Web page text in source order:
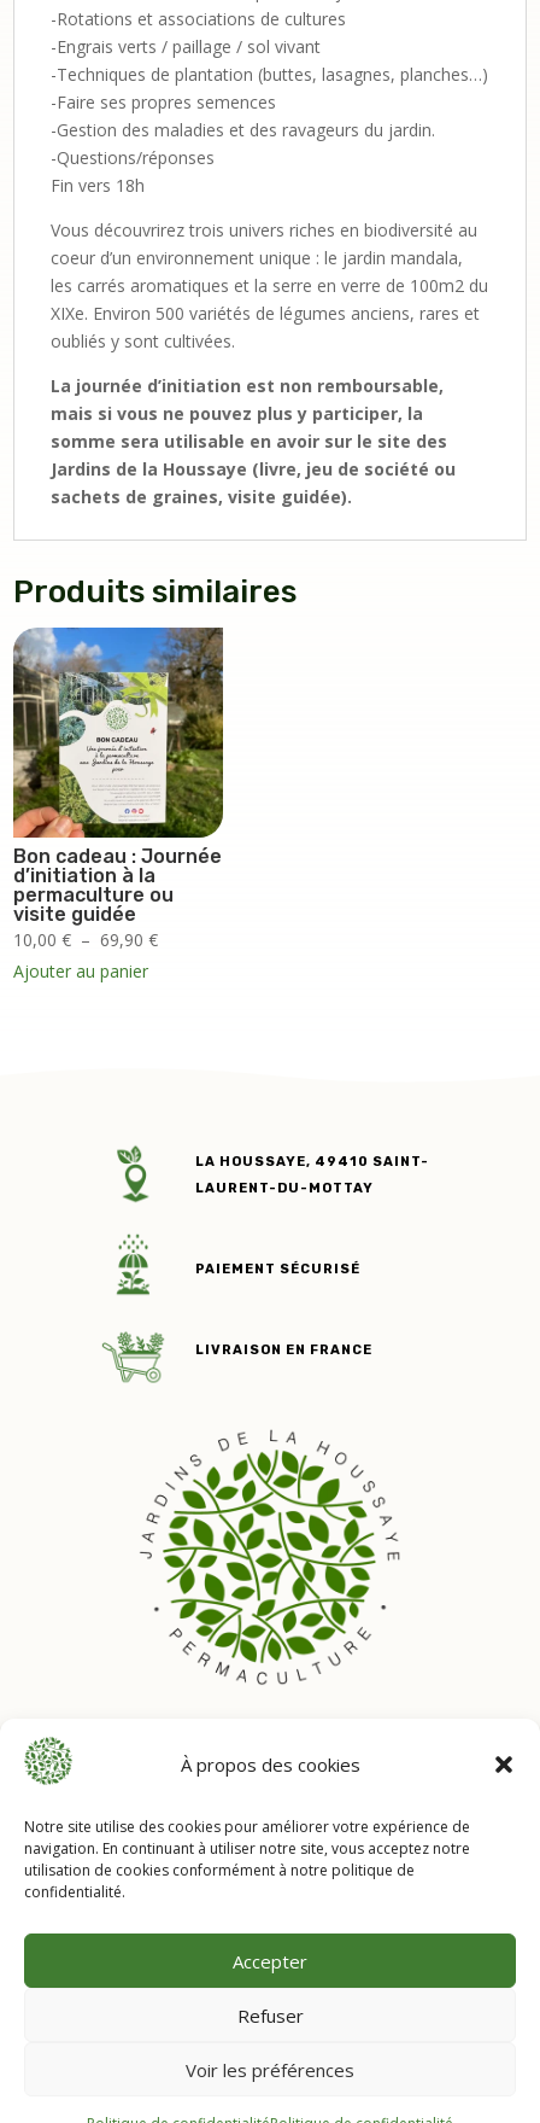
À propos des cookies
Notre site utilise des cookies pour améliorer votre expérience de
navigation. En continuant à utiliser notre site, vous acceptez notre
utilisation de cookies conformément à notre politique de
confidentialité.
Accepter
Refuser
Voir les préférences
-Rotations et associations de cultures
-Engrais verts / paillage / sol vivant
-Techniques de plantation (buttes, lasagnes, planches…)
-Faire ses propres semences
-Gestion des maladies et des ravageurs du jardin.
-Questions/réponses
Fin vers 18h
Vous découvrirez trois univers riches en biodiversité au
coeur d’un environnement unique : le jardin mandala,
les carrés aromatiques et la serre en verre de 100m2 du
XIXe. Environ 500 variétés de légumes anciens, rares et
oubliés y sont cultivées.
La journée d’initiation est non remboursable,
mais si vous ne pouvez plus y participer, la
somme sera utilisable en avoir sur le site des
Jardins de la Houssaye (livre, jeu de société ou
sachets de graines, visite guidée).
Produits similaires
Bon cadeau : Journée
d’initiation à la
permaculture ou
visite guidée
10,00€ – 69,90€Plage
Ajouter au panier
LA HOUSSAYE, 49410 SAINT-
LAURENT-DU-MOTTAY
PAIEMENT SÉCURISÉ
LIVRAISON EN FRANCE
Mentions légales
Politique de confidentialité